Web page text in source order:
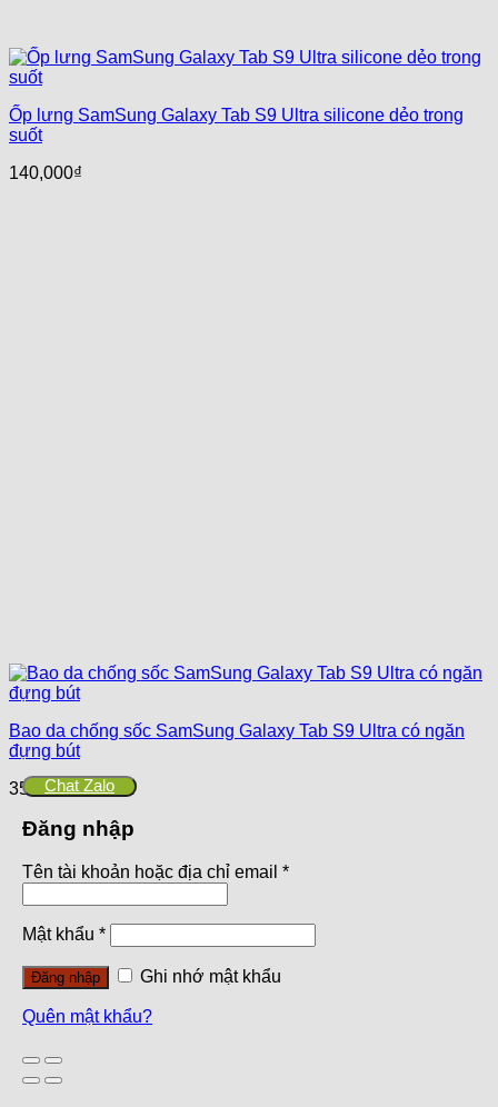
Ốp lưng SamSung Galaxy Tab S9 Ultra silicone dẻo trong
suốt
140,000₫
Bao da chống sốc SamSung Galaxy Tab S9 Ultra có ngăn
đựng bút
350,000₫
Chat Zalo
Đăng nhập
Tên tài khoản hoặc địa chỉ email *
Mật khẩu *
Đăng nhập Ghi nhớ mật khẩu
Quên mật khẩu?